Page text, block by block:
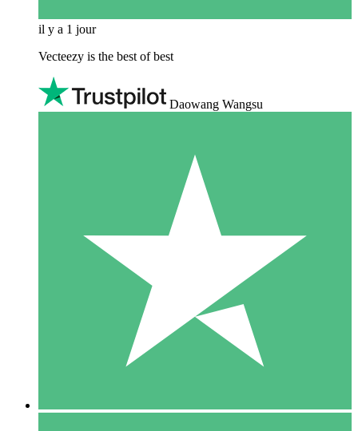
il y a 1 jour
Vecteezy is the best of best
Daowang Wangsu